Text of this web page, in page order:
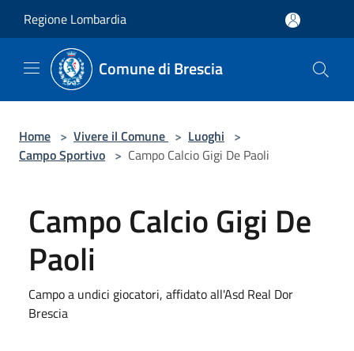
Regione Lombardia
Comune di Brescia
Home > Vivere il Comune > Luoghi >
Campo Sportivo > Campo Calcio Gigi De Paoli
Campo Calcio Gigi De
Paoli
Campo a undici giocatori, affidato all'Asd Real Dor
Brescia